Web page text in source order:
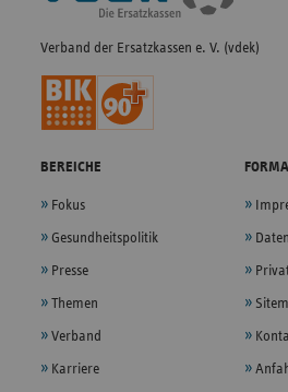
Verband der Ersatzkassen e. V. (vdek)
BEREICHE
Fokus
Gesundheitspolitik
Presse
Themen
Verband
Karriere